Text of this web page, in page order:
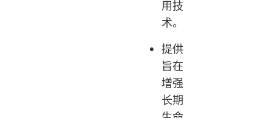
用技
术。
提供
旨在
增强
长期